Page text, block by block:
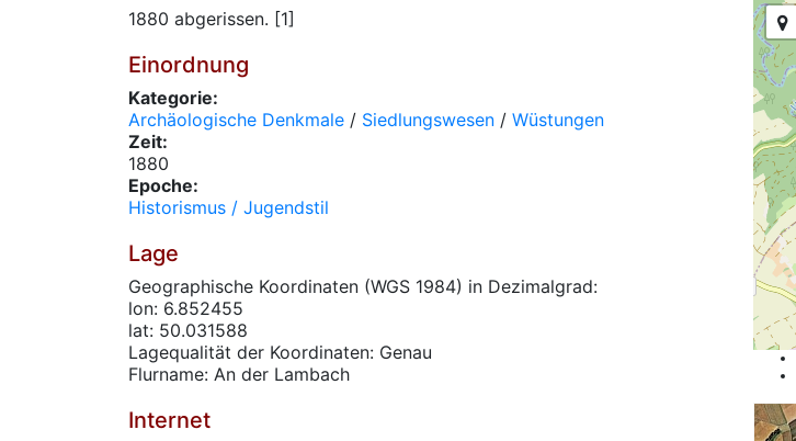
1880 abgerissen. [1]
Einordnung
Kategorie:
Archäologische Denkmale / Siedlungswesen / Wüstungen
Zeit:
1880
Epoche:
Historismus / Jugendstil
Lage
Geographische Koordinaten (WGS 1984) in Dezimalgrad:
lon: 6.852455
lat: 50.031588
Lagequalität der Koordinaten: Genau
Flurname: An der Lambach
Internet